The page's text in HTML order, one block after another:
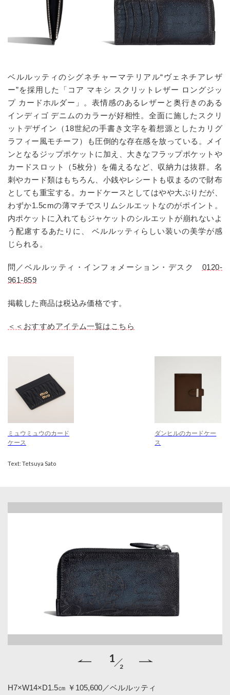
ベルルッティのシグネチャーマテリアル“ヴェネチアレザ
ー”を採用した「コア マキシ スクリットレザー ロングジッ
プ カードホルダー」。表情感のあるレザーと奥行きのある
インディゴ デニムのカラーが好相性。全面に施したスクリ
ットデザイン（18世紀の手書き文字を着想源としたカリグ
ラフィー風モチーフ）も圧倒的な存在感を放っている。メイ
ンとなるジップポケットに加え、大きなフラップポケットや
カードスロット（5枚分）を備えるなど、収納力は抜群。名
刺やカード類はもちろん、小銭やレシートも収まるので財布
としても重宝する。カードケースとしてはやや大ぶりだが、
わずか1.5cmの薄マチでスリムシルエットなのがポイント。
内ポケットに入れてもジャケットのシルエットが崩れないよ
う配慮するあたりに、 ベルルッティらしい装いの美学が感
じられる。
問／ベルルッティ・インフォメーション・デスク 0120-
961-859
掲載した商品は税込み価格です。
＜＜おすすめアイテム一覧はこちら
ミュウミュウのカード
ケース
ダンヒルのカードケー
ス
Text: Tetsuya Sato
H7×W14×D1.5㎝ ￥105,600／ベルルッティ
1
2